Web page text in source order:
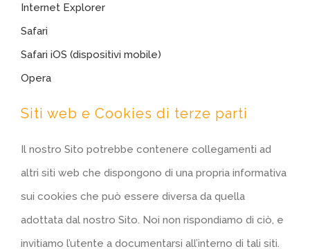
Internet Explorer
Safari
Safari iOS (dispositivi mobile)
Opera
Siti web e Cookies di terze parti
Il nostro Sito potrebbe contenere collegamenti ad
altri siti web che dispongono di una propria informativa
sui cookies che può essere diversa da quella
adottata dal nostro Sito. Noi non rispondiamo di ciò, e
invitiamo l’utente a documentarsi all’interno di tali siti.